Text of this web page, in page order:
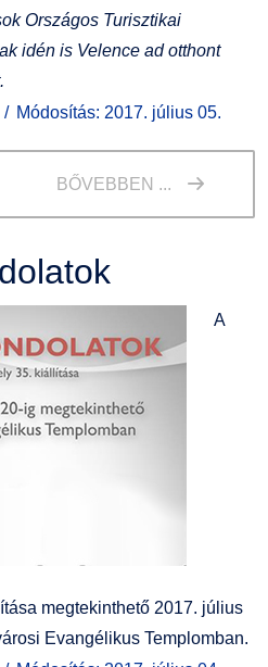
Országos Turisztikai
idén is Velence ad otthont
Módosítás: 2017. július 05.
BŐVEBBEN ...
A
megtekinthető 2017. július
Evangélikus Templomban.